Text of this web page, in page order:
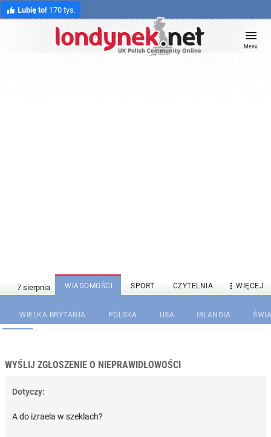
Lubię to! 170 tys.
Menu
WIADOMOŚCI SPORT CZYTELNIA  WIĘCEJ
WIELKA BRYTANIA POLSKA USA IRLANDIA
WYŚLIJ ZGŁOSZENIE O NIEPRAWIDŁOWOŚCI
Dotyczy:
A do izraela w szeklach?